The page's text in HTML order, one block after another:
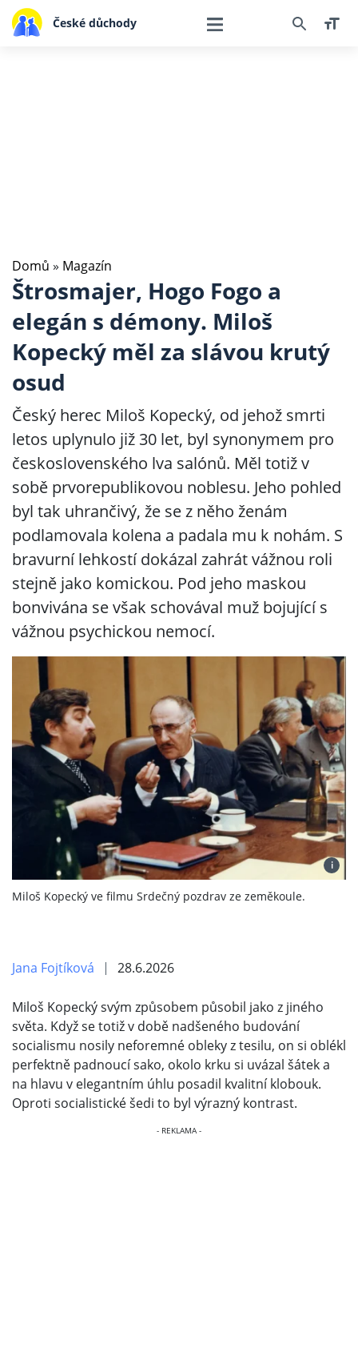
České důchody
Domů » Magazín
Štrosmajer, Hogo Fogo a
elegán s démony. Miloš
Kopecký měl za slávou krutý
osud
Český herec Miloš Kopecký, od jehož smrti
letos uplynulo již 30 let, byl synonymem pro
československého lva salónů. Měl totiž v
sobě prvorepublikovou noblesu. Jeho pohled
byl tak uhrančivý, že se z něho ženám
podlamovala kolena a padala mu k nohám. S
bravurní lehkostí dokázal zahrát vážnou roli
stejně jako komickou. Pod jeho maskou
bonvivána se však schovával muž bojující s
vážnou psychickou nemocí.
i
Miloš Kopecký ve filmu Srdečný pozdrav ze zeměkoule.
Jana Fojtíková 28.6.2026
Miloš Kopecký svým způsobem působil jako z jiného
světa. Když se totiž v době nadšeného budování
socialismu nosily neforemné obleky z tesilu, on si oblékl
perfektně padnoucí sako, okolo krku si uvázal šátek a
na hlavu v elegantním úhlu posadil kvalitní klobouk.
Oproti socialistické šedi to byl výrazný kontrast.